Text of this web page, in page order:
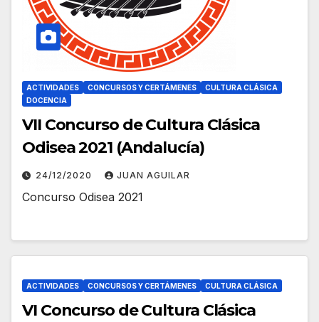
ACTIVIDADES CONCURSOS Y CERTÁMENES
CULTURA CLÁSICA
DOCENCIA
VII Concurso de Cultura Clásica
Odisea 2021 (Andalucía)
24/12/2020 JUAN AGUILAR
Concurso Odisea 2021
ACTIVIDADES CONCURSOS Y CERTÁMENES CULTURA CLÁSICA
VI Concurso de Cultura Clásica